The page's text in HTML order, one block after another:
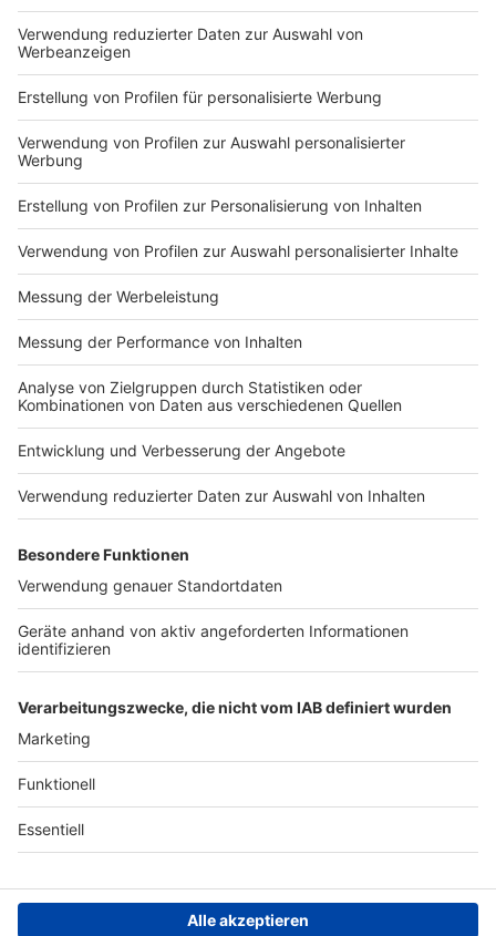
DEINE GEMERKTEN ARTIKEL
Du hast dir noch keine Artikel gemerkt
Impressum
Nutzungsbedingungen
Jobs
Presse
Werben
Archiv
ANTENNE BAYERN GROUP
Stiftung ANTENNE BAYERN
hilft
Teilnahmebedingungen
Grounding Page ANTENNE
BAYERN
Kontakt
Studio-Hotline
Verkehrs-Hotline
Datenschutz­erklärung
einstellungen
Newsletter